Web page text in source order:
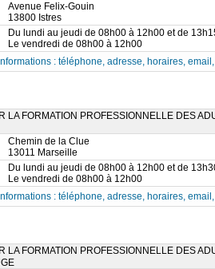
Avenue Felix-Gouin
13800 Istres
Du lundi au jeudi de 08h00 à 12h00 et de
Le vendredi de 08h00 à 12h00
: téléphone, adresse, horaires,
LA FORMATION PROFESSIONNELLE DES
Chemin de la Clue
13011 Marseille
Du lundi au jeudi de 08h00 à 12h00 et de
Le vendredi de 08h00 à 12h00
: téléphone, adresse, horaires,
LA FORMATION PROFESSIONNELLE DES